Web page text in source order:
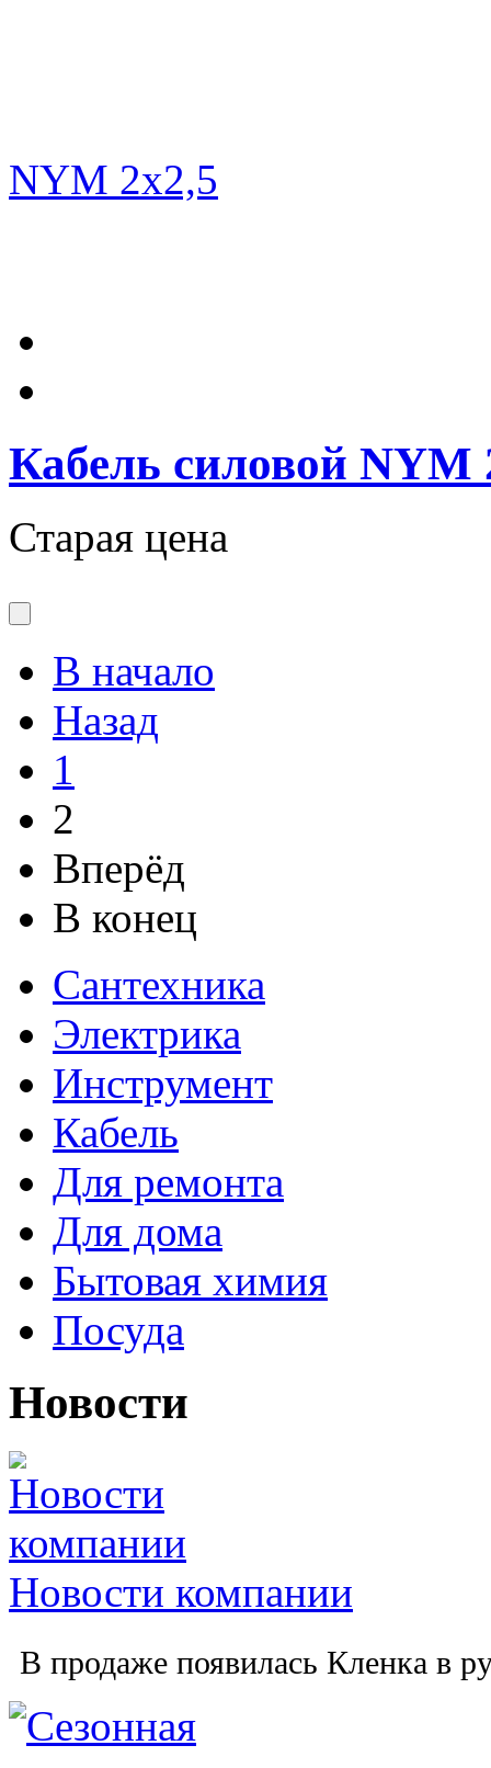
Кабель силовой NYM
Старая цена
В начало
Назад
1
2
Вперёд
В конец
Cантехника
Электрика
Инструмент
Кабель
Для ремонта
Для дома
Бытовая химия
Посуда
Новости
Новости компании
В продаже появилась Кленка в